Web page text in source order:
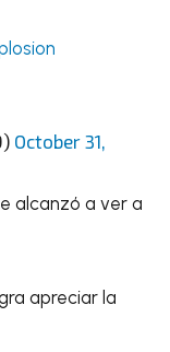
October 31,
alcanzó a ver a
apreciar la